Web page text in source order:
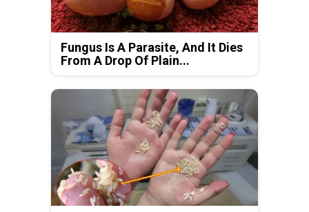
Fungus Is A Parasite, And It Dies
From A Drop Of Plain...